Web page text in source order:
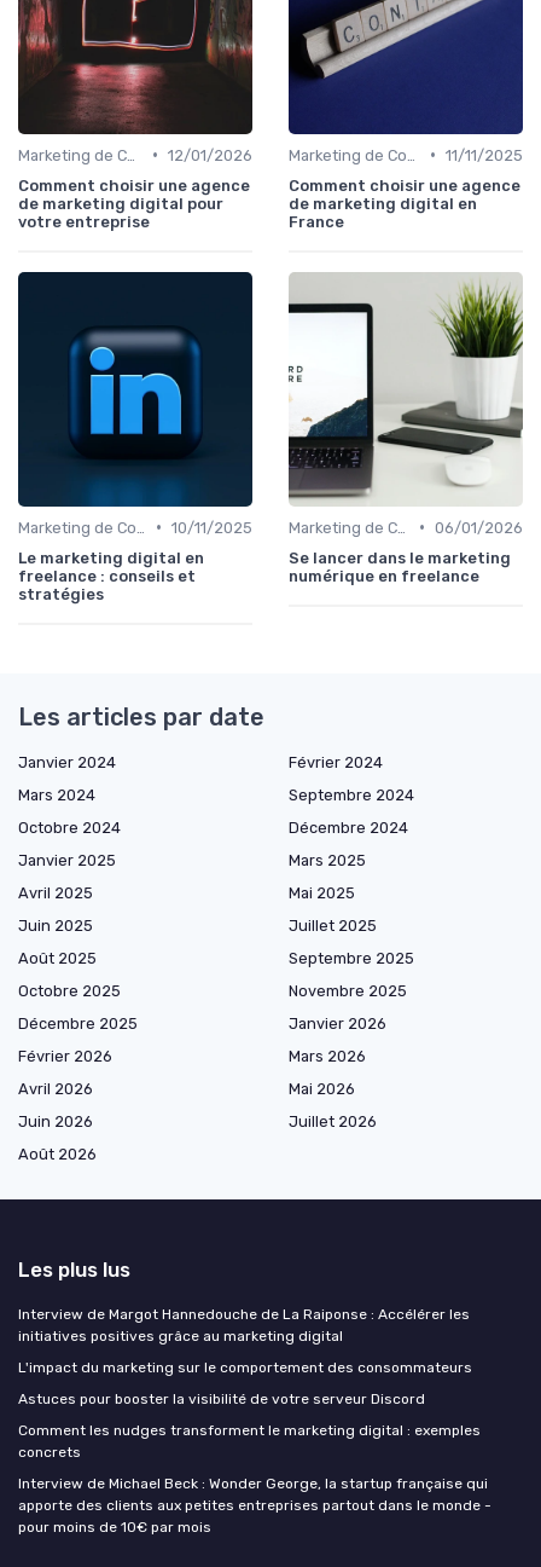
• 12/01/2026
Comment choisir une agence
de marketing digital pour
votre entreprise
• 11/11/2025
Comment choisir une agence
de marketing digital en
France
• 10/11/2025
Le marketing digital en
freelance : conseils et
stratégies
• 06/01/2026
Se lancer dans le marketing
numérique en freelance
Les articles par date
Janvier 2024
Février 2024
Mars 2024
Septembre 2024
Octobre 2024
Décembre 2024
Janvier 2025
Mars 2025
Avril 2025
Mai 2025
Juin 2025
Juillet 2025
Août 2025
Septembre 2025
Octobre 2025
Novembre 2025
Décembre 2025
Janvier 2026
Février 2026
Mars 2026
Avril 2026
Mai 2026
Juin 2026
Juillet 2026
Août 2026
Les plus lus
Interview de Margot Hannedouche de La Raiponse : Accélérer les
initiatives positives grâce au marketing digital
L'impact du marketing sur le comportement des consommateurs
Astuces pour booster la visibilité de votre serveur Discord
Comment les nudges transforment le marketing digital : exemples
concrets
Interview de Michael Beck : Wonder George, la startup française qui
apporte des clients aux petites entreprises partout dans le monde -
pour moins de 10€ par mois